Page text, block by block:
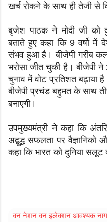
खर्च रोकने के साथ ही तेजी से
बृजेश पाठक ने मोदी जी को
बताते हुए कहा कि 9 वर्षो में
संभव हुआ है। बीजेपी गरीब
भरोसा जीत चुकी है।
चुनाव में वोट प्रतिशत
बीजेपी प्रचंड बहुमत के साथ
बनाएगी।
उपमुख्यमंत्री ने कहा कि
अद्बुद्ध सफलता पर वैज्ञानिको
कहा कि भारत को दुनिया
वन नेशन वन इलेक्शन आवश्यक